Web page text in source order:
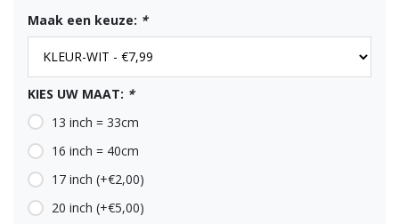
Maak een keuze: *
KIES UW MAAT: *
13 inch = 33cm
16 inch = 40cm
17 inch (+€2,00)
20 inch (+€5,00)